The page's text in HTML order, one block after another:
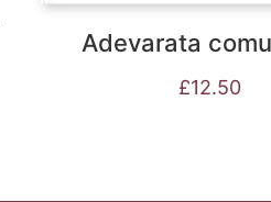
Adevarata
£12.50